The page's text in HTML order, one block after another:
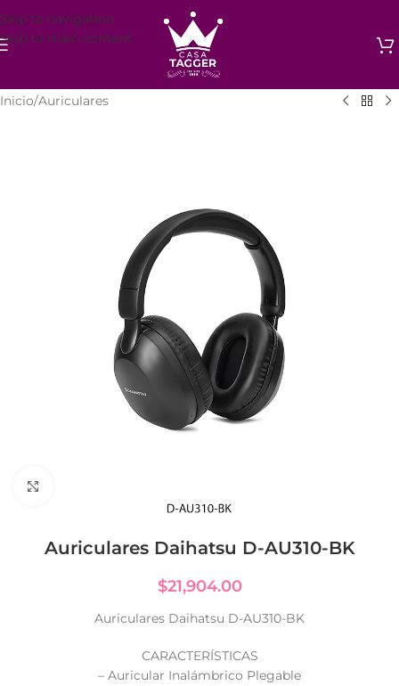
Skip to navigation
Skip to main content
Inicio/Auriculares
Auriculares Daihatsu D-AU310-BK
$21,904.00
Auriculares Daihatsu D-AU310-BK
CARACTERÍSTICAS
– Auricular Inalámbrico Plegable